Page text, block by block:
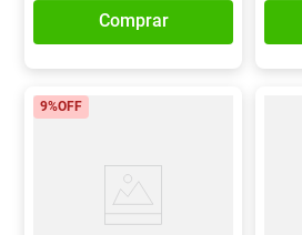
Comprar
9%OFF